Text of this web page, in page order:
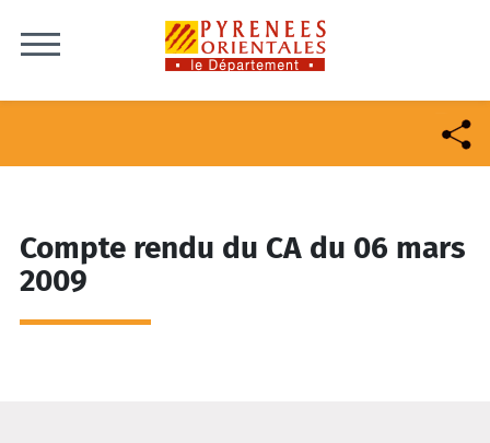
Compte rendu du CA du 06 mars
2009